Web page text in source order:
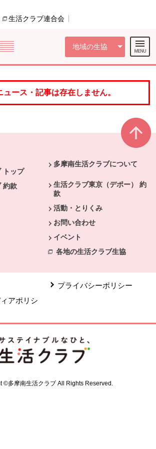
生活クラブ連合会
地域の生協
通メニューです。
ーをスキップする
ーここまで。
ース・記事は存在しません。
トップ
多摩南生活クラブについて
約款
生活クラブ東京（デポー） 約
款
活動・とりくみ
お問い合わせ
イベント
各地の生活クラブ生協
プライバシーポリシー
アポリシ
©多摩南生活クラブ All Rights Reserved.